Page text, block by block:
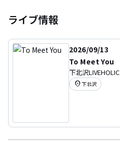
ライブ情報
2026/09/13
To Meet You
下北沢LIVEHOLIC
location_on 下北沢